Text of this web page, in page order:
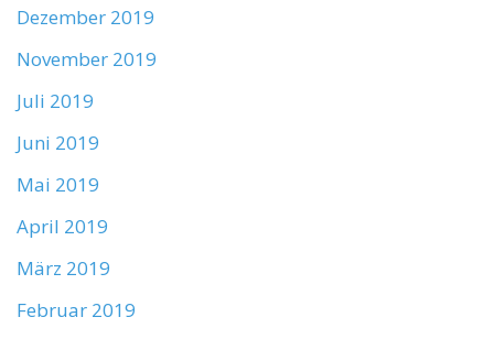
Dezember 2019
November 2019
Juli 2019
Juni 2019
Mai 2019
April 2019
März 2019
Februar 2019